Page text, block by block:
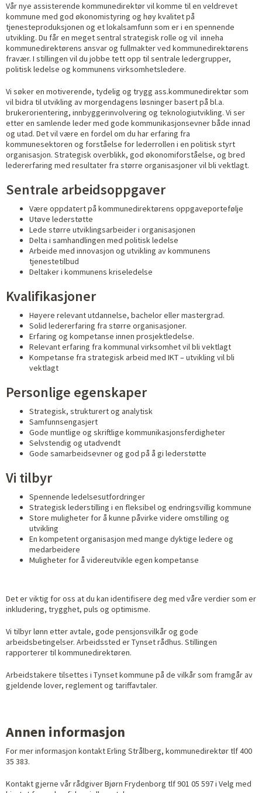
Vår nye assisterende kommunedirektør vil komme til en veldrevet
kommune med god økonomistyring og høy kvalitet på
tjenesteproduksjonen og et lokalsamfunn som er i en spennende
utvikling. Du får en meget sentral strategisk rolle og vil inneha
kommunedirektørens ansvar og fullmakter ved kommunedirektørens
fravær. I stillingen vil du jobbe tett opp til sentrale ledergrupper,
politisk ledelse og kommunens virksomhetsledere.
Vi søker en motiverende, tydelig og trygg ass.kommunedirektør som
vil bidra til utvikling av morgendagens løsninger basert på bl.a.
brukerorientering, innbyggerinvolvering og teknologiutvikling. Vi ser
etter en samlende leder med gode kommunikasjonsevner både innad
og utad. Det vil være en fordel om du har erfaring fra
kommunesektoren og forståelse for lederrollen i en politisk styrt
organisasjon. Strategisk overblikk, god økonomiforståelse, og bred
ledererfaring med resultater fra større organisasjoner vil bli vektlagt.
Sentrale arbeidsoppgaver
Være oppdatert på kommunedirektørens oppgaveportefølje
Utøve lederstøtte
Lede større utviklingsarbeider i organisasjonen
Delta i samhandlingen med politisk ledelse
Arbeide med innovasjon og utvikling av kommunens
tjenestetilbud
Deltaker i kommunens kriseledelse
Kvalifikasjoner
Høyere relevant utdannelse, bachelor eller mastergrad.
Solid ledererfaring fra større organisasjoner.
Erfaring og kompetanse innen prosjektledelse.
Relevant erfaring fra kommunal virksomhet vil bli vektlagt
Kompetanse fra strategisk arbeid med IKT – utvikling vil bli
vektlagt
Personlige egenskaper
Strategisk, strukturert og analytisk
Samfunnsengasjert
Gode muntlige og skriftlige kommunikasjonsferdigheter
Selvstendig og utadvendt
Gode samarbeidsevner og god på å gi lederstøtte
Vi tilbyr
Spennende ledelsesutfordringer
Strategisk lederstilling i en fleksibel og endringsvillig kommune
Store muligheter for å kunne påvirke videre omstilling og
utvikling
En kompetent organisasjon med mange dyktige ledere og
medarbeidere
Muligheter for å videreutvikle egen kompetanse
Det er viktig for oss at du kan identifisere deg med våre verdier som er
inkludering, trygghet, puls og optimisme.
Vi tilbyr lønn etter avtale, gode pensjonsvilkår og gode
arbeidsbetingelser. Arbeidssted er Tynset rådhus. Stillingen
rapporterer til kommunedirektøren.
Arbeidstakere tilsettes i Tynset kommune på de vilkår som framgår av
gjeldende lover, reglement og tariffavtaler.
Annen informasjon
For mer informasjon kontakt Erling Strålberg, kommunedirektør tlf 400
35 383.
Kontakt gjerne vår rådgiver Bjørn Frydenborg tlf 901 05 597 i Velg med